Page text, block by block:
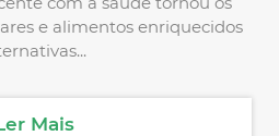
e alimentos enriquecidos
Mais